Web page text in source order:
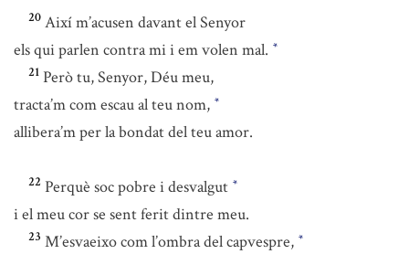
20 Així m’acusen davant el Senyor
els qui parlen contra mi i em volen mal. *
21 Però tu, Senyor, Déu meu,
tracta’m com escau al teu nom, *
allibera’m per la bondat del teu amor.
22 Perquè soc pobre i desvalgut *
i el meu cor se sent ferit dintre meu.
23 M’esvaeixo com l’ombra del capvespre, *